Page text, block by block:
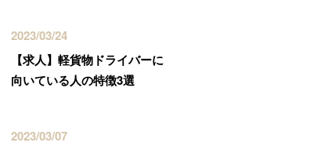
2023/03/24
【求人】軽貨物ドライバーに
向いている人の特徴3選
2023/03/07